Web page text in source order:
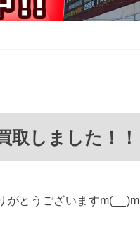
取しました！！
がとうございますm(__)m